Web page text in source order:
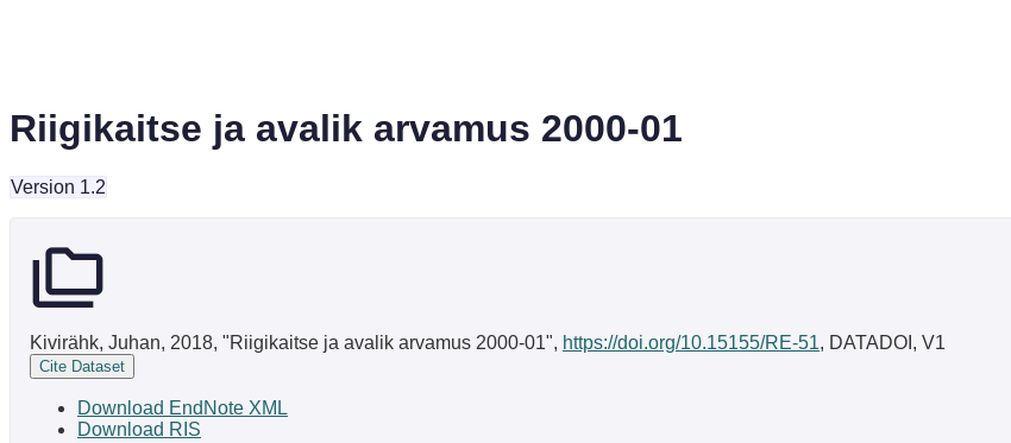
Riigikaitse ja avalik arvamus 2000-01
Version 1.2
Kivirähk, Juhan, 2018, "Riigikaitse ja avalik arvamus 2000-01", https://doi.org/10.15155/RE-51, DATADOI, V1
Cite Dataset
Download EndNote XML
Download RIS